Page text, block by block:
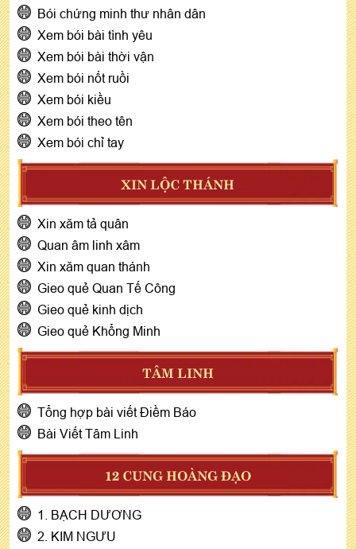
Bói chứng minh thư nhân dân
Xem bói bài tình yêu
Xem bói bài thời vận
Xem bói nốt ruồi
Xem bói kiều
Xem bói theo tên
Xem bói chỉ tay
XIN LỘC THÁNH
Xin xăm tả quân
Quan âm linh xâm
Xin xăm quan thánh
Gieo quẻ Quan Tế Công
Gieo quẻ kinh dịch
Gieo quẻ Khổng Minh
TÂM LINH
Tổng hợp bài viết Điềm Báo
Bài Viết Tâm Linh
12 CUNG HOÀNG ĐẠO
1. BẠCH DƯƠNG
2. KIM NGƯU